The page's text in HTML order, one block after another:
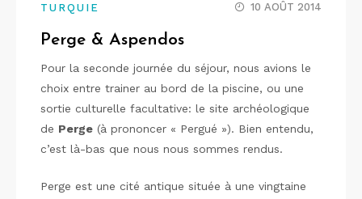
TURQUIE 10 AOÛT 2014
Perge & Aspendos
Pour la seconde journée du séjour, nous avions le
choix entre trainer au bord de la piscine, ou une
sortie culturelle facultative: le site archéologique
de Perge (à prononcer « Pergué »). Bien entendu,
c’est là-bas que nous nous sommes rendus.
Perge est une cité antique située à une vingtaine